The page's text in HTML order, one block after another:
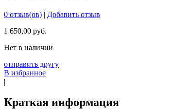
0 отзыв(ов) | Добавить отзыв
1 650,00 руб.
Нет в наличии
отправить другу
В избранное
|
Краткая информация